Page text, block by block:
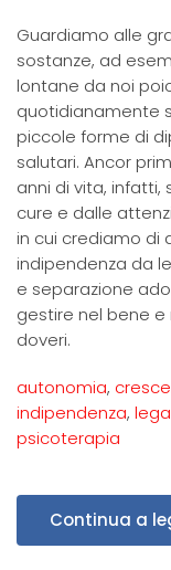
Guardiamo alle
sostanze, ad
lontane da noi
quotidianamente
piccole forme di
salutari. Ancor
anni di vita,
cure e dalle
in cui crediamo di
indipendenza da
e separazione
gestire nel bene
doveri.
autonomia,
indipendenza,
psicoterapia
Continua a